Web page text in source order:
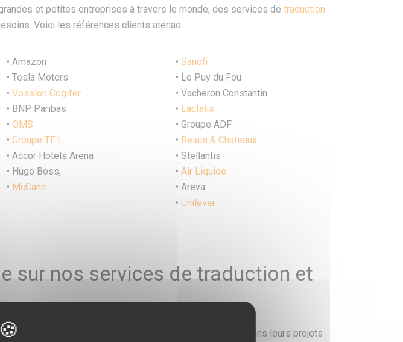
et petites entreprises à travers le monde, des services de traduction
Voici les références clients atenao.
• Amazon
• Tesla Motors
• Vossloh Cogifer
• BNP Paribas
• OMS
• Groupe TF1
• Accor Hotels Arena
• Hugo Boss,
• McCann
• Sanofi
• Le Puy du Fou
• Vacheron Constantin
• Lactalis
• Groupe ADF
• Relais & Chateaux
• Stellantis
• Air Liquide
• Areva
• Unilever
sur nos services de traduction et
entreprises, institutions et organisations internationales dans leurs projets